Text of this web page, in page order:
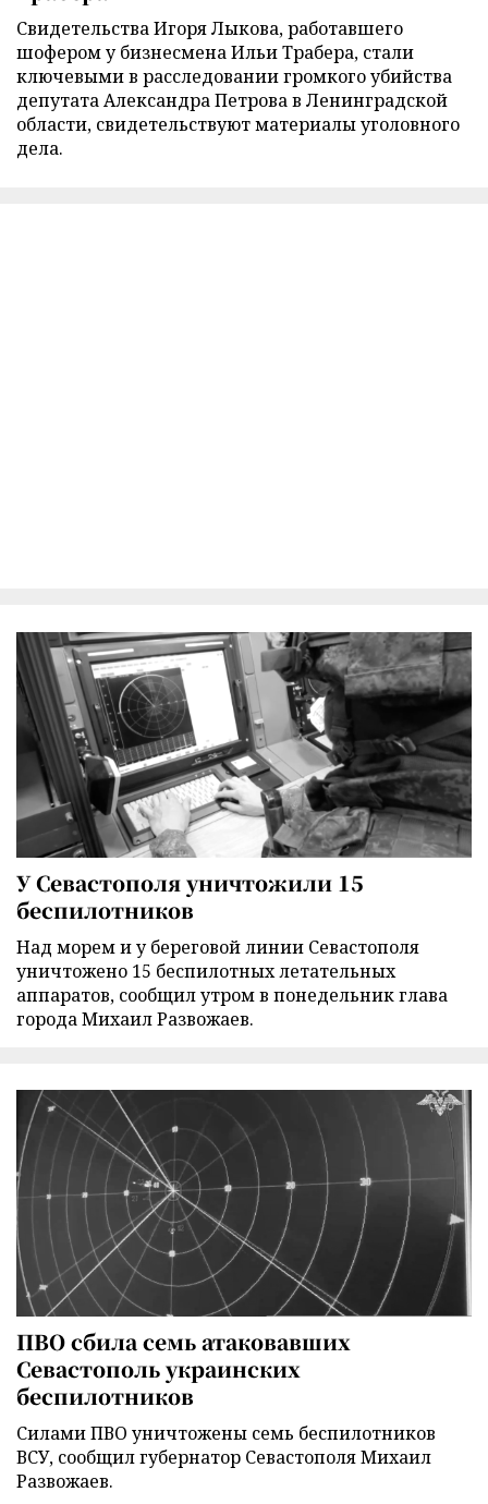
Свидетельства Игоря Лыкова, работавшего
шофером у бизнесмена Ильи Трабера, стали
ключевыми в расследовании громкого убийства
депутата Александра Петрова в Ленинградской
области, свидетельствуют материалы уголовного
дела.
У Севастополя уничтожили 15
беспилотников
Над морем и у береговой линии Севастополя
уничтожено 15 беспилотных летательных
аппаратов, сообщил утром в понедельник глава
города Михаил Развожаев.
ПВО сбила семь атаковавших
Севастополь украинских
беспилотников
Силами ПВО уничтожены семь беспилотников
ВСУ, сообщил губернатор Севастополя Михаил
Развожаев.